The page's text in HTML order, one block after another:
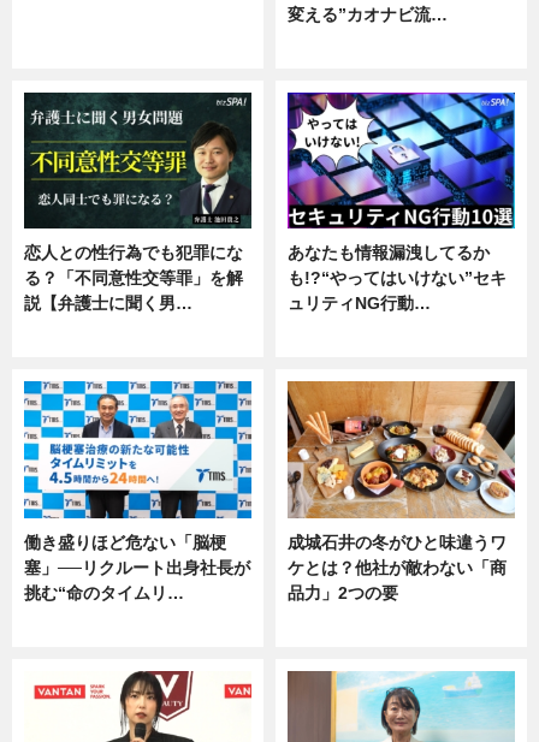
変える”カオナビ流…
恋人との性行為でも犯罪にな
る？「不同意性交等罪」を解
説【弁護士に聞く男…
あなたも情報漏洩してるか
も!?“やってはいけない”セキ
ュリティNG行動…
働き盛りほど危ない「脳梗
塞」──リクルート出身社長が
挑む“命のタイムリ…
成城石井の冬がひと味違うワ
ケとは？他社が敵わない「商
品力」2つの要